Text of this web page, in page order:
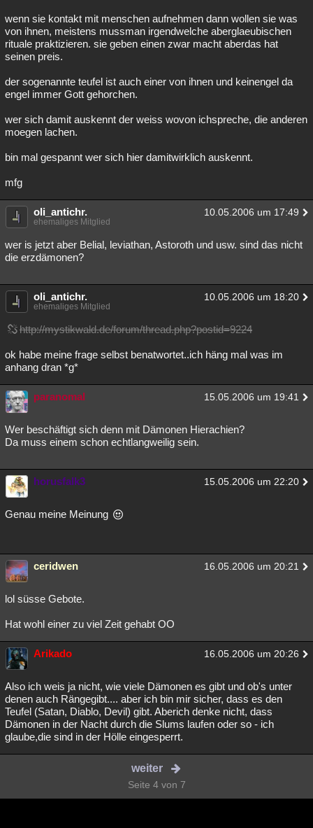
wenn sie kontakt mit menschen aufnehmen dann wollen sie was
von ihnen, meistens mussman irgendwelche aberglaeubischen
rituale praktizieren. sie geben einen zwar macht aberdas hat
seinen preis.
der sogenannte teufel ist auch einer von ihnen und keinengel da
engel immer Gott gehorchen.
wer sich damit auskennt der weiss wovon ichspreche, die anderen
moegen lachen.
bin mal gespannt wer sich hier damitwirklich auskennt.
mfg
oli_antichr. 10.05.2006 um 17:49
ehemaliges Mitglied
wer is jetzt aber Belial, leviathan, Astoroth und usw. sind das nicht
die erzdämonen?
oli_antichr. 10.05.2006 um 18:20
ehemaliges Mitglied
http://mystikwald.de/forum/thread.php?postid=9224
ok habe meine frage selbst benatwortet..ich häng mal was im
anhang dran *g*
paranomal 15.05.2006 um 19:41
Wer beschäftigt sich denn mit Dämonen Hierachien?
Da muss einem schon echtlangweilig sein.
horusfalk3 15.05.2006 um 22:20
Genau meine Meinung
ceridwen 16.05.2006 um 20:21
lol süsse Gebote.
Hat wohl einer zu viel Zeit gehabt OO
Arikado 16.05.2006 um 20:26
Also ich weis ja nicht, wie viele Dämonen es gibt und ob's unter
denen auch Rängegibt.... aber ich bin mir sicher, dass es den
Teufel (Satan, Diablo, Devil) gibt. Aberich denke nicht, dass
Dämonen in der Nacht durch die Slums laufen oder so - ich
glaube,die sind in der Hölle eingesperrt.
weiter
Seite 4 von 7